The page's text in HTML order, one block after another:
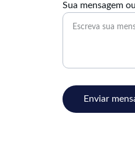
Sua mensagem
Enviar